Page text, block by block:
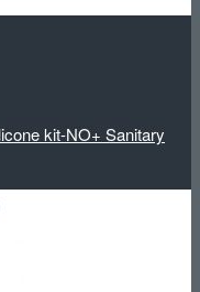
kit-NO+ Sanitary